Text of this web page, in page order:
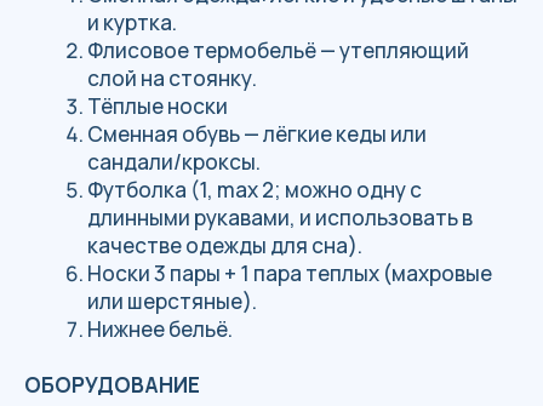
РОМАН
ГРЕБНЕВ
Аттестованный
инструктор-проводник
на маршруты ски-
альпинизма и фрирайда
ФАР
— регистрационный
№ B011−161−77/1 846 052.
ЧленАГГР
школы гидов АГГР,
диплом
НАШИ ГИДЫ